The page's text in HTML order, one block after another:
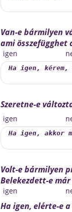
Van-e bármilyen
ami összefügghet
igen
Szeretne-e
igen
Volt-e bármilyen
Belekezdett-e
igen
Ha igen, elérte-e